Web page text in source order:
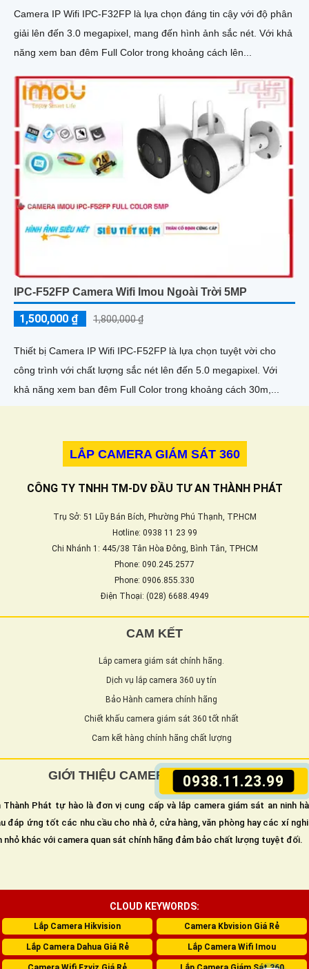
0938.11.23.99
Camera IP Wifi IPC-F32FP là lựa chọn đáng tin cậy với độ phân
giải lên đến 3.0 megapixel, mang đến hình ảnh sắc nét. Với khả
năng xem ban đêm Full Color trong khoảng cách lên...
IPC-F52FP Camera Wifi Imou Ngoài Trời 5MP
1,500,000 ₫ 1,800,000 ₫
Thiết bị Camera IP Wifi IPC-F52FP là lựa chọn tuyệt vời cho
công trình với chất lượng sắc nét lên đến 5.0 megapixel. Với
khả năng xem ban đêm Full Color trong khoảng cách 30m,...
LẮP CAMERA GIÁM SÁT 360
CÔNG TY TNHH TM-DV ĐẦU TƯ AN THÀNH PHÁT
Trụ Sở: 51 Lũy Bán Bích, Phường Phú Thạnh, TP.HCM
Hotline: 0938 11 23 99
Chi Nhánh 1: 445/38 Tân Hòa Đông, Bình Tân, TPHCM
Phone: 090.245.2577
Phone: 0906.855.330
Điện Thoại: (028) 6688.4949
CAM KẾT
Lắp camera giám sát chính hãng.
Dịch vụ lắp camera 360 uy tín
Bảo Hành camera chính hãng
Chiết khấu camera giám sát 360 tốt nhất
Cam kết hàng chính hãng chất lượng
GIỚI THIỆU CAMERA GIÁM SÁT 360
Thành Phát tự hào là đơn vị cung cấp và lắp camera giám sát an ninh
đáp ứng tốt các nhu cầu cho nhà ở, cửa hàng, văn phòng hay các xí
nhỏ khác với camera quan sát chính hãng đảm bảo chất lượng tuyệt đối.
CLOUD KEYWORDS:
Lắp Camera Hikvision Camera Kbvision Giá Rẻ
Lắp Camera Dahua Giá Rẻ Lắp Camera Wifi Imou